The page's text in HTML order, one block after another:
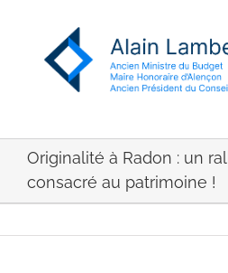
Originalité à Radon : un
consacré au patrimoine !